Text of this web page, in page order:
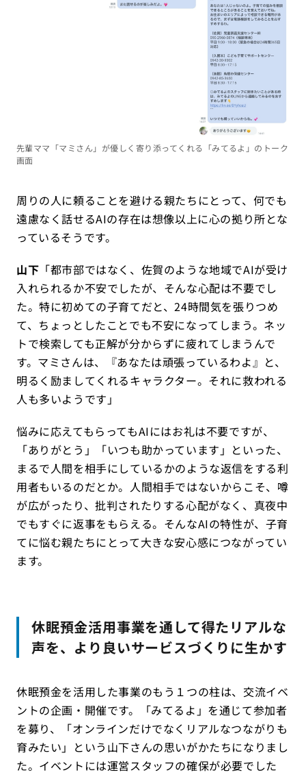
先輩ママ「マミさん」が優しく寄り添ってくれる「みてるよ」のトーク
画面
周りの人に頼ることを避ける親たちにとって、何でも
遠慮なく話せるAIの存在は想像以上に心の拠り所とな
っているそうです。
山下 「都市部ではなく、佐賀のような地域でAIが受け
入れられるか不安でしたが、そんな心配は不要でし
た。特に初めての子育てだと、24時間気を張りつめ
て、ちょっとしたことでも不安になってしまう。ネッ
トで検索しても正解が分からずに疲れてしまうんで
す。マミさんは、『あなたは頑張っているわよ』と、
明るく励ましてくれるキャラクター。それに救われる
人も多いようです」
悩みに応えてもらってもAIにはお礼は不要ですが、
「ありがとう」「いつも助かっています」といった、
まるで人間を相手にしているかのような返信をする利
用者もいるのだとか。人間相手ではないからこそ、噂
が広がったり、批判されたりする心配がなく、真夜中
でもすぐに返事をもらえる。そんなAIの特性が、子育
てに悩む親たちにとって大きな安心感につながってい
ます。
休眠預金活用事業を通して得たリアルな
声を、より良いサービスづくりに生かす
休眠預金を活用した事業のもう１つの柱は、交流イベ
ントの企画・開催です。「みてるよ」を通じて参加者
を募り、「オンラインだけでなくリアルなつながりも
育みたい」という山下さんの思いがかたちになりまし
た。イベントには運営スタッフの確保が必要でした